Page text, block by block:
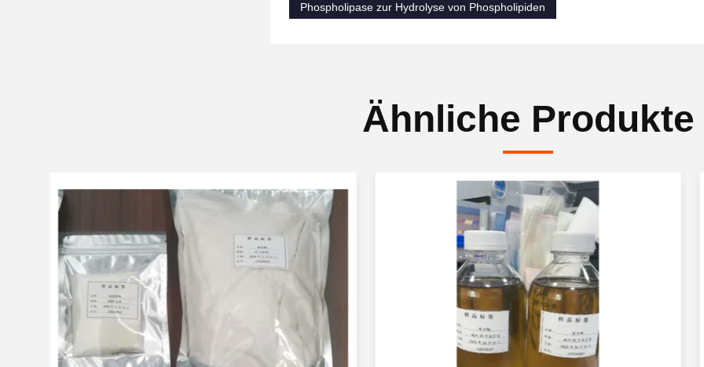
Phospholipase zur Hydrolyse von Phospholipiden
Ähnliche Produkte